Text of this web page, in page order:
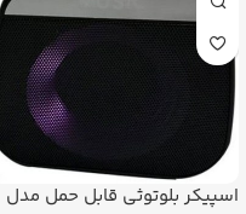
DISPLAY
GPU
8G RTX4000
رنگ سیاه
اسپیکر بلوتوثی قابل حمل مدل